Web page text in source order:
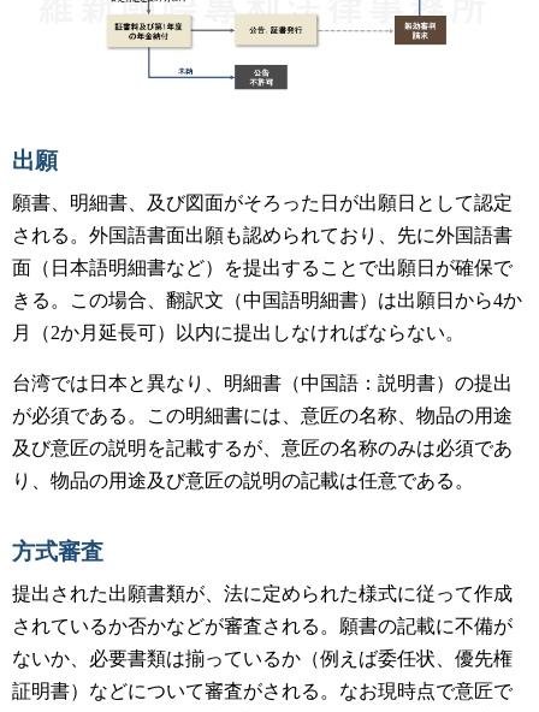
出願
願書、明細書、及び図面がそろった日が出願日として認定
される。外国語書面出願も認められており、先に外国語書
面（日本語明細書など）を提出することで出願日が確保で
きる。この場合、翻訳文（中国語明細書）は出願日から4か
月（2か月延長可）以内に提出しなければならない。
台湾では日本と異なり、明細書（中国語：説明書）の提出
が必須である。この明細書には、意匠の名称、物品の用途
及び意匠の説明を記載するが、意匠の名称のみは必須であ
り、物品の用途及び意匠の説明の記載は任意である。
方式審査
提出された出願書類が、法に定められた様式に従って作成
されているか否かなどが審査される。願書の記載に不備が
ないか、必要書類は揃っているか（例えば委任状、優先権
証明書）などについて審査がされる。なお現時点で意匠で